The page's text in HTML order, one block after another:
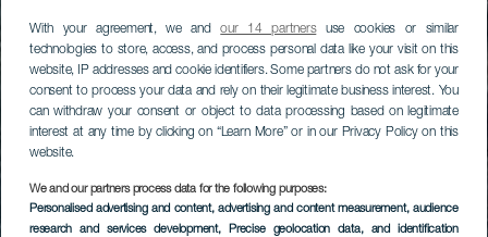
With your agreement, we andour 14 partnersuse cookies or similar
technologies to store, access, and process personal data like your visit on this
website, IP addresses and cookie identifiers. Some partners do not ask for your
consent to process your data and rely on their legitimate business interest. You
can withdraw your consent or object to data processing based on legitimate
interest at any time by clicking on “Learn More” or in our Privacy Policy on this
website.
We and our partners process data for the following purposes:
Personalised advertising and content, advertising and content measurement, audience
research and services development, Precise geolocation data, and identification